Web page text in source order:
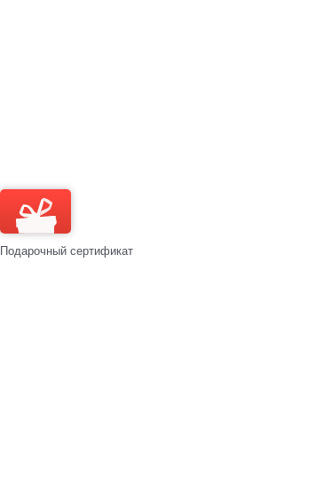
Подарочный сертификат